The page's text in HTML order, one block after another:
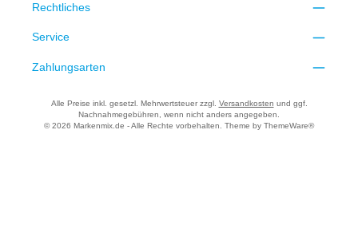
Rechtliches
Service
Zahlungsarten
Alle Preise inkl. gesetzl. Mehrwertsteuer zzgl. Versandkosten und ggf.
Nachnahmegebühren, wenn nicht anders angegeben.
© 2026 Markenmix.de - Alle Rechte vorbehalten. Theme by ThemeWare®